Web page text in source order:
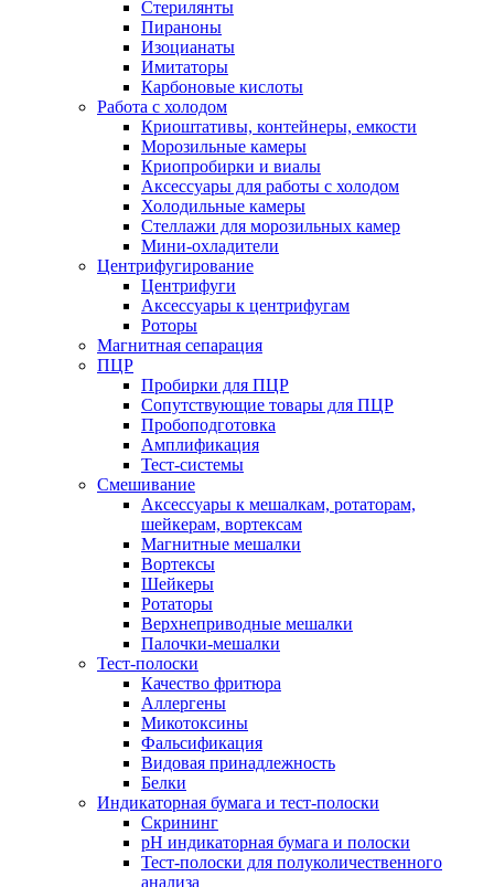
Стерилянты
Пираноны
Изоцианаты
Имитаторы
Карбоновые кислоты
Работа с холодом
Криоштативы, контейнеры, емкости
Морозильные камеры
Криопробирки и виалы
Аксессуары для работы с холодом
Холодильные камеры
Стеллажи для морозильных камер
Мини-охладители
Центрифугирование
Центрифуги
Аксессуары к центрифугам
Роторы
Магнитная сепарация
ПЦР
Пробирки для ПЦР
Сопутствующие товары для ПЦР
Пробоподготовка
Амплификация
Тест-системы
Смешивание
Аксессуары к мешалкам, ротаторам,
шейкерам, вортексам
Магнитные мешалки
Вортексы
Шейкеры
Ротаторы
Верхнеприводные мешалки
Палочки-мешалки
Тест-полоски
Качество фритюра
Аллергены
Микотоксины
Фальсификация
Видовая принадлежность
Белки
Индикаторная бумага и тест-полоски
Скрининг
pH индикаторная бумага и полоски
Тест-полоски для полуколичественного
анализа